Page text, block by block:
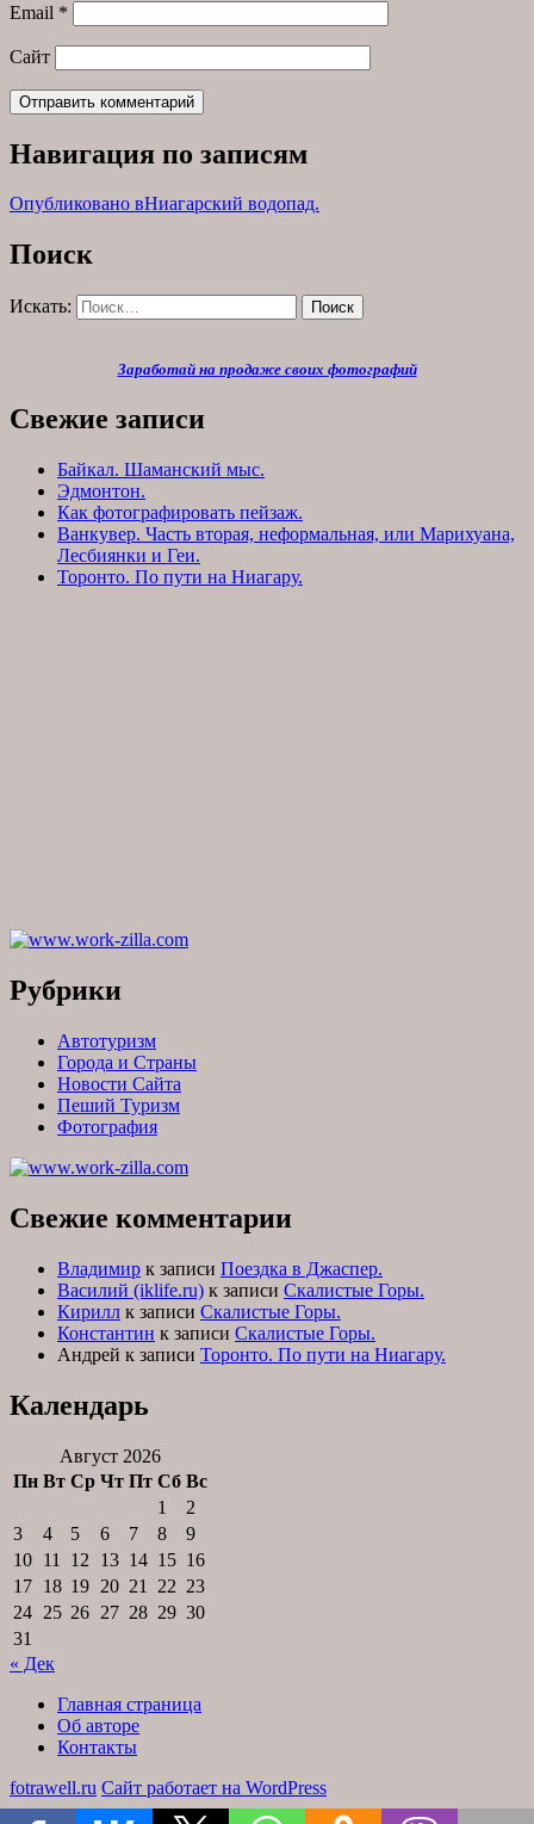
Email *
Сайт
Навигация по записям
Опубликовано вНиагарский водопад.
Поиск
Искать: Поиск
Заработай на продаже своих фотографий
Свежие записи
Байкал. Шаманский мыс.
Эдмонтон.
Как фотографировать пейзаж.
Ванкувер. Часть вторая, неформальная, или Марихуана,
Лесбиянки и Геи.
Торонто. По пути на Ниагару.
Рубрики
Автотуризм
Города и Страны
Новости Сайта
Пеший Туризм
Фотография
Свежие комментарии
Владимир к записи Поездка в Джаспер.
Василий (iklife.ru) к записи Скалистые Горы.
Кирилл к записи Скалистые Горы.
Константин к записи Скалистые Горы.
Андрей к записи Торонто. По пути на Ниагару.
Календарь
Август 2026
Пн Вт Ср Чт Пт Сб Вс
1
2
3
4 5 6 7 8
9
10 11 12 13 14 15 16
17 18 19 20 21 22 23
24 25 26 27 28 29 30
31
« Дек
Главная страница
Об авторе
Контакты
fotrawell.ru Сайт работает на WordPress